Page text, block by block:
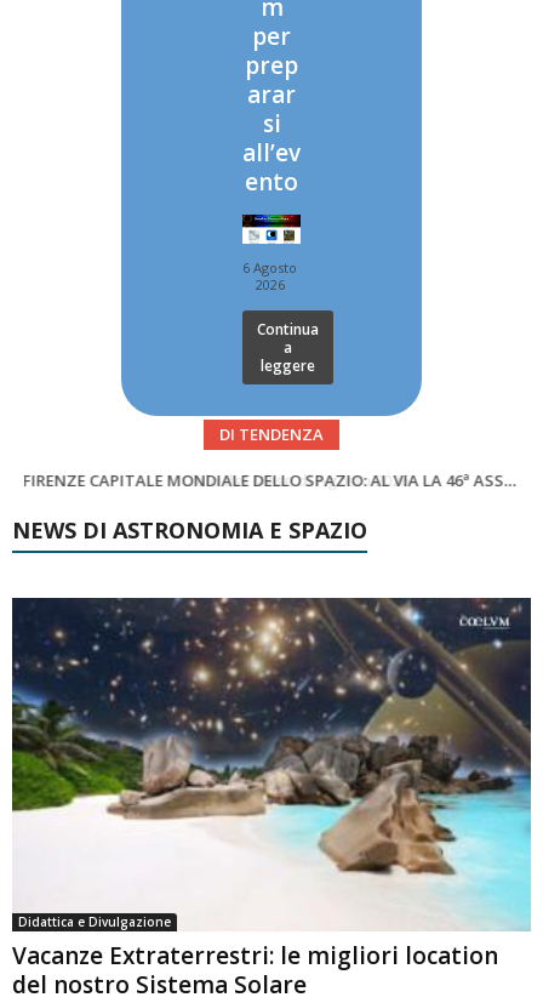
m
per
prep
arar
si
all’ev
ento
6 Agosto
2026
Continua
a
leggere
DI TENDENZA
Cielo del Mese di Agosto 2026
SUPERNOVAE aggiornamenti del mese – Agosto 2026
NEWS DI ASTRONOMIA E SPAZIO
Didattica e Divulgazione
Vacanze Extraterrestri: le migliori location
del nostro Sistema Solare